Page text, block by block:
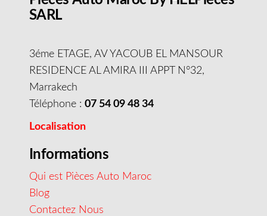
SARL
3éme ETAGE, AV YACOUB EL MANSOUR
RESIDENCE AL AMIRA III APPT N°32,
Marrakech
Téléphone : 07 54 09 48 34
Localisation
Informations
Qui est Pièces Auto Maroc
Blog
Contactez Nous